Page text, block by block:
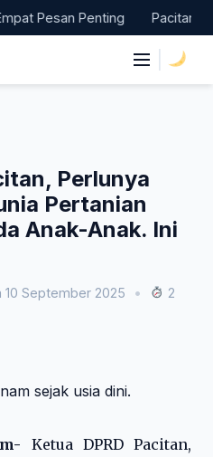
Penting Pacitan Tembus
Perlunya
Pertanian
Anak-Anak. Ini
10 September 2025 •
2
Ketua DPRD Pacitan,